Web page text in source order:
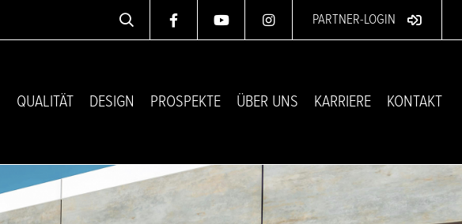
PARTNER-LOGIN
QUALITÄT DESIGN PROSPEKTE ÜBER UNS KARRIERE KONTAKT